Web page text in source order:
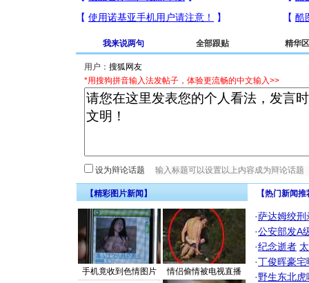
我来说两句 全部跟贴 精华区
用户：
*用搜狗拼音输入法发帖子，体验更流畅的中文输入>>
设为辩论话题
【精彩图片新闻】
手机竟收到色情图片 情侣偷情被电视直播
【热门新闻
·萨达姆绞刑
·公安部发A
·纪念逝者
·丁俊晖豪
·野生东北